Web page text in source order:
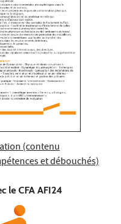
(contenu
et débouchés)
le CFA AFI24